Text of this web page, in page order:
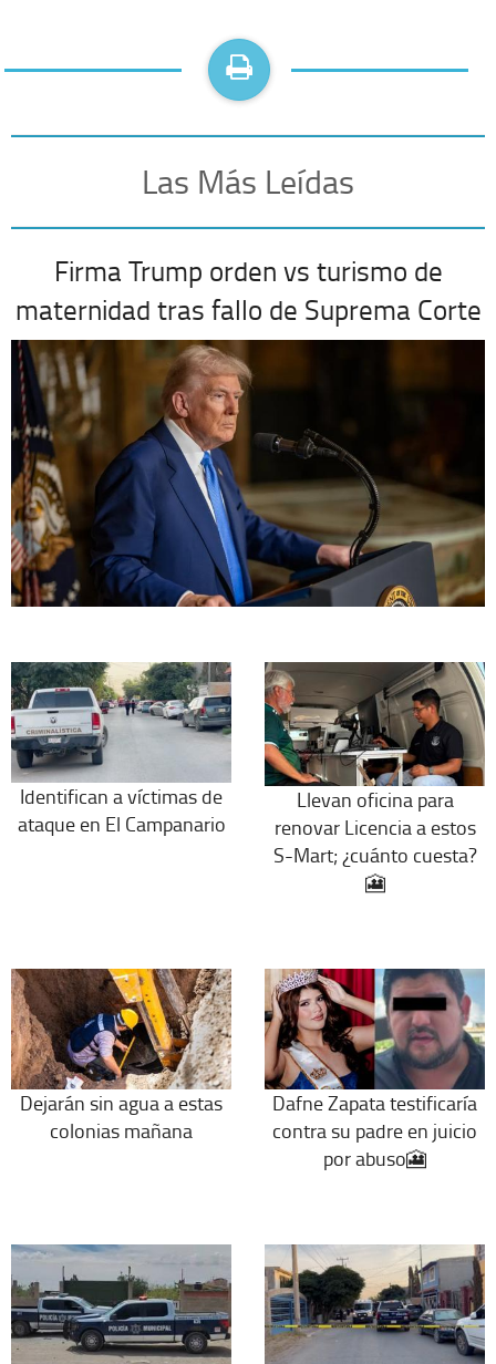
Las Más Leídas
Firma Trump orden vs turismo de
maternidad tras fallo de Suprema Corte
Identifican a víctimas de
ataque en El Campanario
Llevan oficina para
renovar Licencia a estos
S-Mart; ¿cuánto cuesta?
🎦
Dejarán sin agua a estas
colonias mañana
Dafne Zapata testificaría
contra su padre en juicio
por abuso🎦